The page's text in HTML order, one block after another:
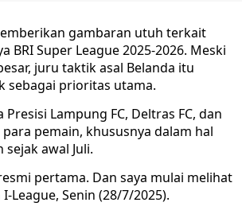
gambaran utuh terkait
BRI Super League 2025-2026. Meski
juru taktik asal Belanda itu
sebagai prioritas utama.
Lampung FC, Deltras FC, dan
pemain, khususnya dalam hal
awal Juli.
pertama. Dan saya mulai melihat
League, Senin (28/7/2025).